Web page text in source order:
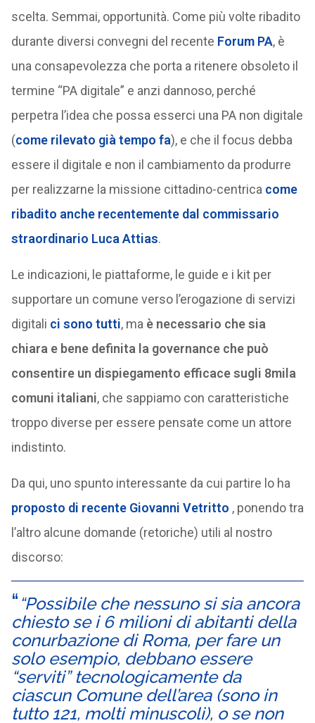
scelta. Semmai, opportunità. Come più volte ribadito
durante diversi convegni del recente Forum PA, è
una consapevolezza che porta a ritenere obsoleto il
termine “PA digitale” e anzi dannoso, perché
perpetra l’idea che possa esserci una PA non digitale
(come rilevato già tempo fa), e che il focus debba
essere il digitale e non il cambiamento da produrre
per realizzarne la missione cittadino-centrica come
ribadito anche recentemente dal commissario
straordinario Luca Attias.
Le indicazioni, le piattaforme, le guide e i kit per
supportare un comune verso l’erogazione di servizi
digitali ci sono tutti, ma è necessario che sia
chiara e bene definita la governance che può
consentire un dispiegamento efficace sugli 8mila
comuni italiani, che sappiamo con caratteristiche
troppo diverse per essere pensate come un attore
indistinto.
Da qui, uno spunto interessante da cui partire lo ha
proposto di recente Giovanni Vetritto , ponendo tra
l’altro alcune domande (retoriche) utili al nostro
discorso:
“Possibile che nessuno si sia ancora
chiesto se i 6 milioni di abitanti della
conurbazione di Roma, per fare un
solo esempio, debbano essere
“serviti” tecnologicamente da
ciascun Comune dell’area (sono in
tutto 121, molti minuscoli), o se non